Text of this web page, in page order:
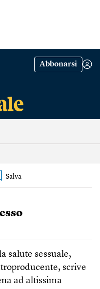
Abbonarsi
salute sessuale,
scrive
ad altissima